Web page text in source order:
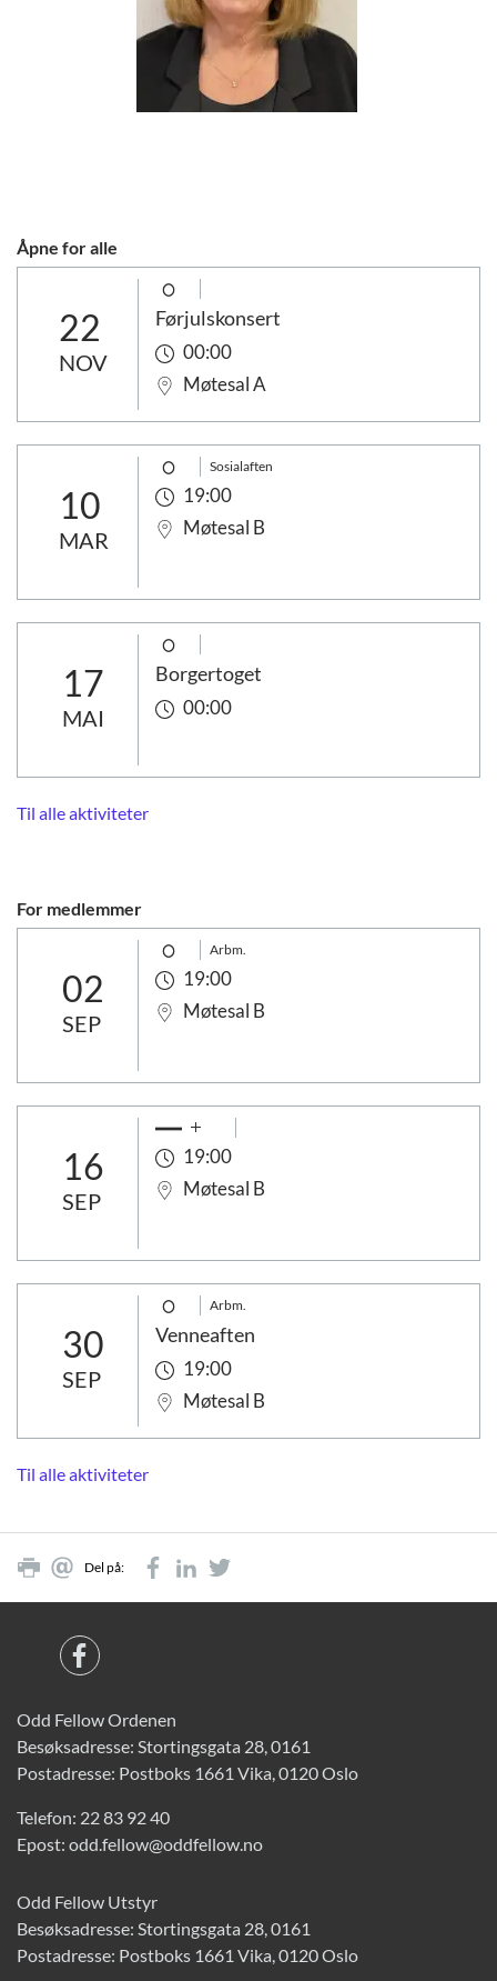
Åpne for alle
22
NOV
Førjulskonsert
00:00
Møtesal A
10
MAR
Sosialaften
19:00
Møtesal B
17
MAI
Borgertoget
00:00
Til alle aktiviteter
For medlemmer
02
SEP
Arbm.
19:00
Møtesal B
16
SEP
19:00
Møtesal B
30
SEP
Arbm.
Venneaften
19:00
Møtesal B
Til alle aktiviteter
Del på:
Odd Fellow Ordenen
Besøksadresse: Stortingsgata 28, 0161
Postadresse: Postboks 1661 Vika, 0120 Oslo
Telefon: 22 83 92 40
Epost: odd.fellow@oddfellow.no
Odd Fellow Utstyr
Besøksadresse: Stortingsgata 28, 0161
Postadresse: Postboks 1661 Vika, 0120 Oslo